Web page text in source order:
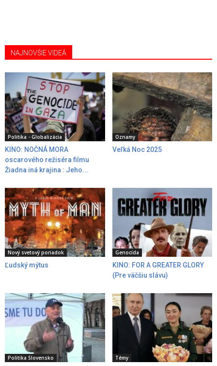
NAJNOVŠIE VIDEÁ
Politika - Globalizácia
KINO: NOČNÁ MORA
oscarového režiséra filmu
Žiadna iná krajina : Jeho...
Oznamy
Veľká Noc 2025
Nový svetový poriadok
Ľudský mýtus
Genocída
KINO: FOR A GREATER GLORY
(Pre väčšiu slávu)
Politika Slovensko Témy